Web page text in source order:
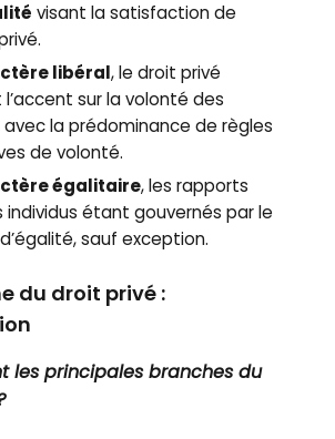
visant la satisfaction de
libéral, le droit privé
sur la volonté des
avec la prédominance de règles
de volonté.
égalitaire, les rapports
individus étant gouvernés par le
sauf exception.
du droit privé :
les principales branches du